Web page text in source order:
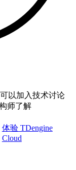
以加入技术讨论
师了解
体验 TDengine
Cloud